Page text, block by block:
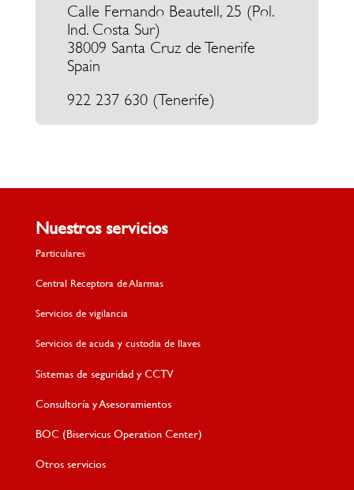
Calle Fernando Beautell, 25 (Pol.
Ind. Costa Sur)
38009 Santa Cruz de Tenerife
Spain
922 237 630 (Tenerife)
Nuestros servicios
Particulares
Central Receptora de Alarmas
Servicios de vigilancia
Servicios de acuda y custodia de llaves
Sistemas de seguridad y CCTV
Consultoría y Asesoramientos
BOC (Biservicus Operation Center)
Otros servicios